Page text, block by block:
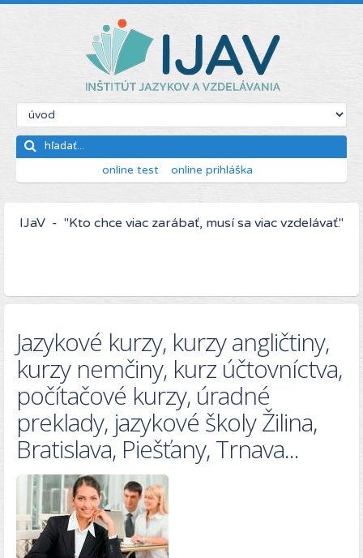
online test online prihláška
IJaV - "Kto chce viac zarábať, musí sa viac vzdelávať."
Jazykové kurzy, kurzy angličtiny,
kurzy nemčiny, kurz účtovníctva,
počítačové kurzy, úradné
preklady, jazykové školy Žilina,
Bratislava, Piešťany, Trnava...